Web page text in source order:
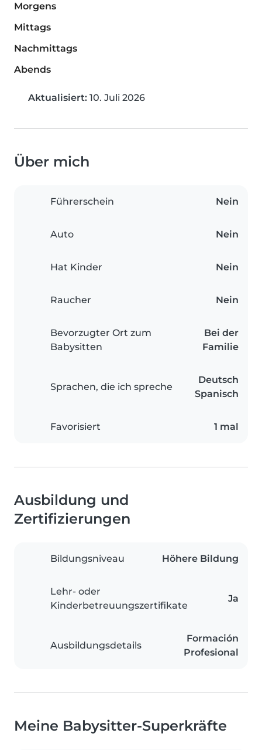
Morgens
Mittags
Nachmittags
Abends
Aktualisiert: 10. Juli 2026
Über mich
Führerschein Nein
Auto Nein
Hat Kinder Nein
Raucher Nein
Bevorzugter Ort zum
Babysitten
Bei der
Familie
Sprachen, die ich spreche
Deutsch
Spanisch
Favorisiert 1 mal
Ausbildung und
Zertifizierungen
Bildungsniveau Höhere Bildung
Lehr- oder
Kinderbetreuungszertifikate
Ja
Ausbildungsdetails
Formación
Profesional
Meine Babysitter-Superkräfte